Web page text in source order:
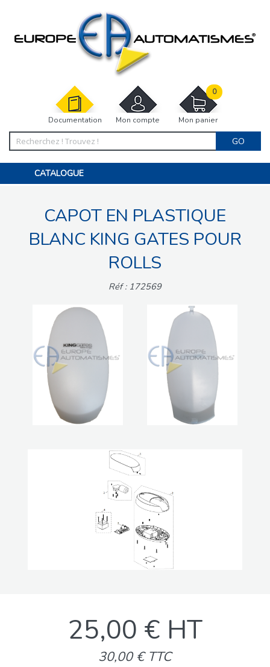
Documentation Mon compte Mon panier
0
GO
CATALOGUE
MOTORISATIONS
ACCESSOIRES ET ELECTRONIQUES
INTERPHONES VISIOPHONES
CAPOT EN PLASTIQUE
BLANC KING GATES POUR
ROLLS
Réf : 172569
25,00 € HT
30,00 € TTC